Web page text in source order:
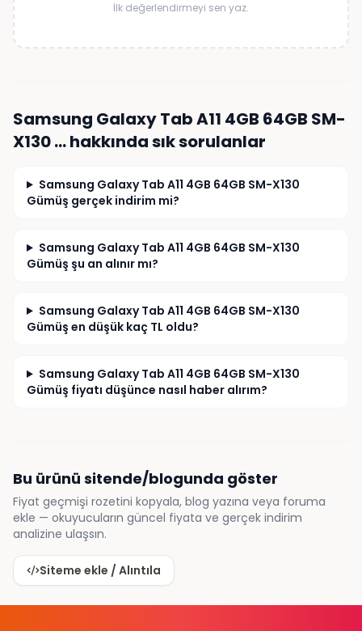
İlk değerlendirmeyi sen yaz.
Samsung Galaxy Tab A11 4GB 64GB SM-
X130 …hakkında sık sorulanlar
Samsung Galaxy Tab A11 4GB 64GB SM-X130
Gümüş gerçek indirim mi?
Samsung Galaxy Tab A11 4GB 64GB SM-X130
Gümüş şu an alınır mı?
Samsung Galaxy Tab A11 4GB 64GB SM-X130
Gümüş en düşük kaç TL oldu?
Samsung Galaxy Tab A11 4GB 64GB SM-X130
Gümüş fiyatı düşünce nasıl haber alırım?
Bu ürünü sitende/blogunda göster
Fiyat geçmişi rozetini kopyala, blog yazına veya foruma
ekle — okuyucuların güncel fiyata ve gerçek indirim
analizine ulaşsın.
Siteme ekle / Alıntıla